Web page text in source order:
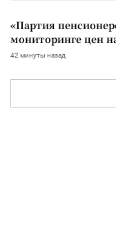
«Партия
мониторинге цен
42 минуты назад